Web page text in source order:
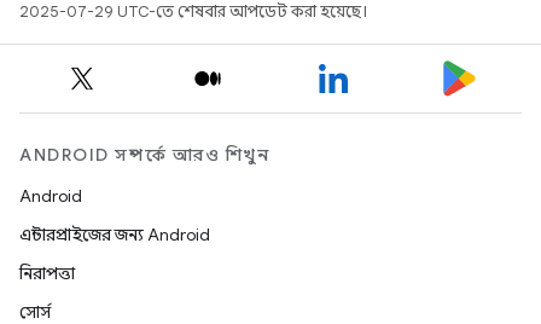
2025-07-29 UTC-তে শেষবার আপডেট করা হয়েছে।
ANDROID সম্পর্কে আরও শিখুন
Android
এন্টারপ্রাইজের জন্য Android
নিরাপত্তা
সোর্স